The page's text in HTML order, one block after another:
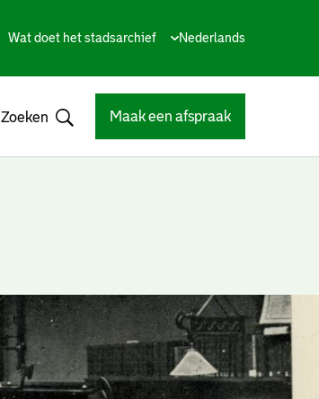
Wat doet het stadsarchief
Huidige
Nederlands
Zoeken Maak een afspraak